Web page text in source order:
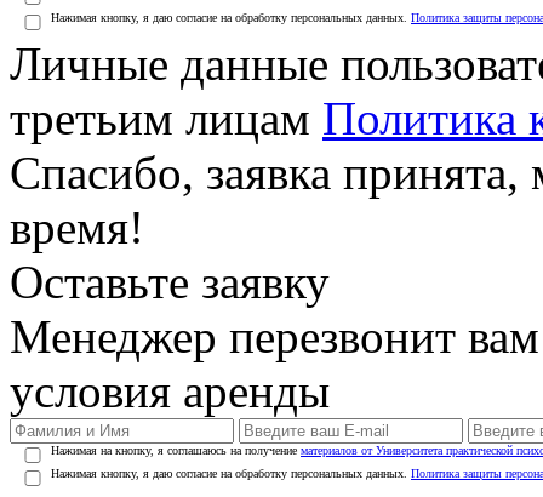
Нажимая кнопку, я даю согласие на обработку персональных данных. Политика защиты
Личные данные
третьим лицам Политика
Спасибо, заявка
время!
Оставьте заявку
Менеджер перезвонит
условия аренды
Нажимая на кнопку, я соглашаюсь на получение материалов от Университета практической
Нажимая кнопку, я даю согласие на обработку персональных данных. Политика защиты